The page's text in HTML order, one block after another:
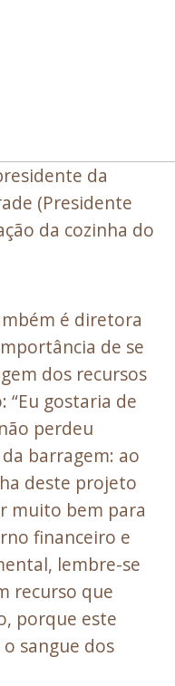
da
(Presidente
da cozinha do
é diretora
de se
dos recursos
gostaria de
perdeu
barragem: ao
deste projeto
muito bem para
financeiro e
lembre-se
recurso que
porque este
sangue dos